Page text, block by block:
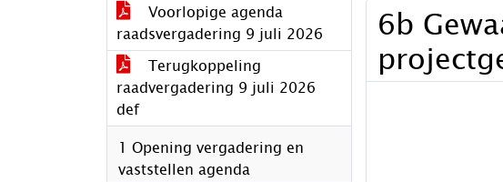
Voorlopige agenda
raadsvergadering 9 juli 2026
Terugkoppeling
raadvergadering 9 juli 2026
def
1 Opening vergadering en
vaststellen agenda
6b